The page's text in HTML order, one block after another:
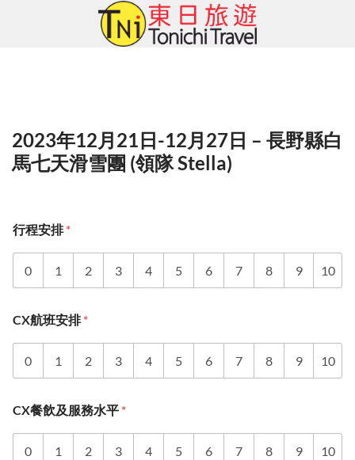
2023年12月21日-12月27日 – 長野縣白
馬七天滑雪團 (領隊 Stella)
行程安排*
0 1 2 3 4 5 6 7 8 9 10
CX航班安排*
0 1 2 3 4 5 6 7 8 9 10
CX餐飲及服務水平 *
0 1 2 3 4 5 6 7 8 9 10